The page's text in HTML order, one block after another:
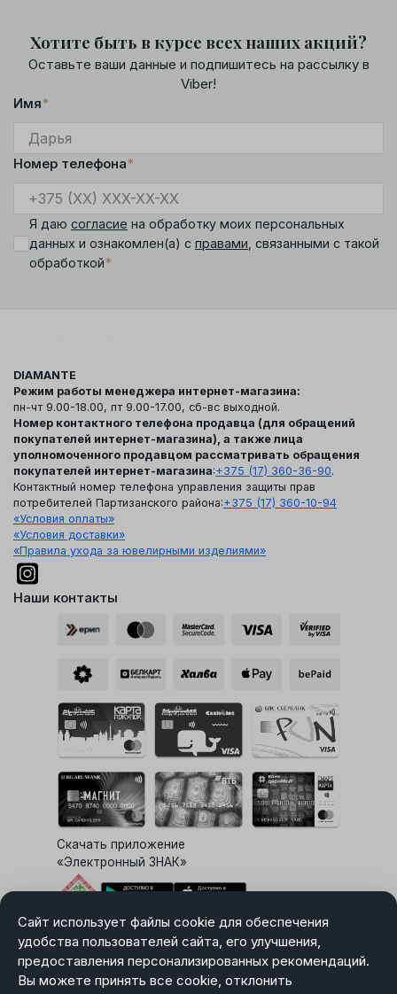
Сайт использует файлы cookie для обеспечения
удобства пользователей сайта, его улучшения,
предоставления персонализированных рекомендаций.
Вы можете принять все cookie, отклонить
Хотите быть в курсе всех наших акций?
Оставьте ваши данные и подпишитесь на рассылку в
Viber!
Имя*
Номер телефона*
Я даю согласие на обработку моих персональных
данных и ознакомлен(а) с правами , связанными с такой
обработкой*
DIAMANTE
Режим работы менеджера интернет-магазина:
пн-чт 9.00-18.00, пт 9.00-17.00, сб-вс выходной.
Номер контактного телефона продавца (для обращений
покупателей интернет-магазина), а также лица
уполномоченного продавцом рассматривать обращения
покупателей интернет-магазина:+375 (17) 360-36-90.
Контактный номер телефона управления защиты прав
потребителей Партизанского района:+375 (17) 360-10-94
«Условия оплаты»
«Условия доставки»
«Правила ухода за ювелирными изделиями»
Наши контакты
Скачать приложение
«Электронный ЗНАК»
Выбор настроек Cookie